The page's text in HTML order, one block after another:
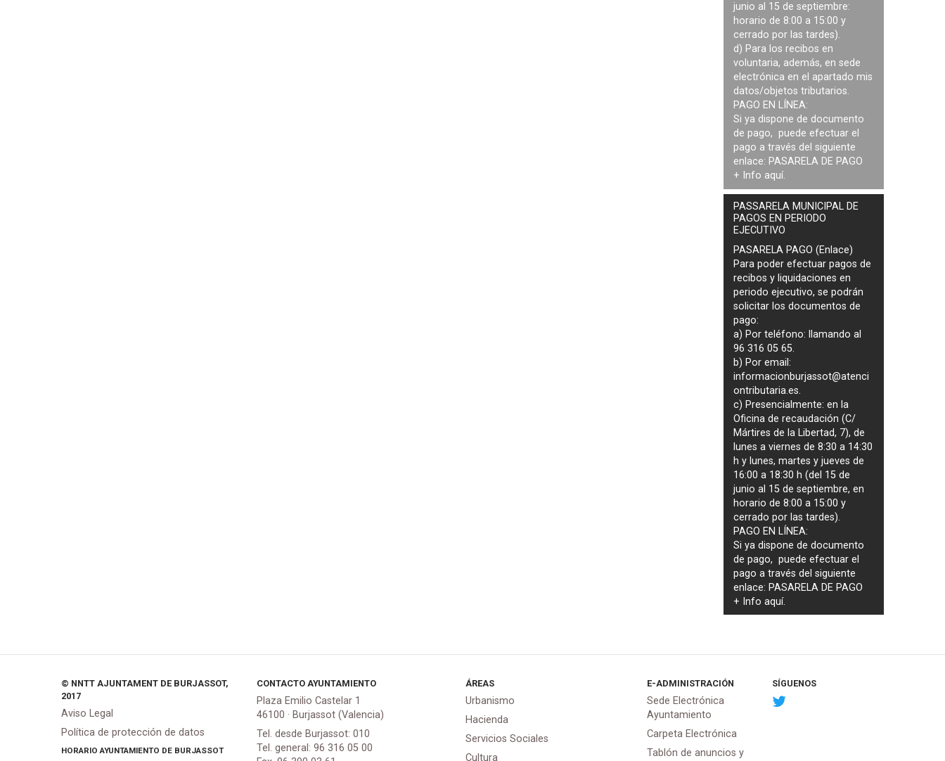
junio al 15 de septiembre:
horario de 8:00 a 15:00 y
cerrado por las tardes).
d) Para los recibos en
voluntaria, además, en sede
electrónica en el apartado mis
datos/objetos tributarios.
PAGO EN LÍNEA:
Si ya dispone de documento
de pago, puede efectuar el
pago a través del siguiente
enlace: PASARELA DE PAGO
+ Info aquí.
PASSARELA MUNICIPAL DE
PAGOS EN PERIODO
EJECUTIVO
PASARELA PAGO (Enlace)
Para poder efectuar pagos de
recibos y liquidaciones en
periodo ejecutivo, se podrán
solicitar los documentos de
pago:
a) Por teléfono: llamando al
96 316 05 65.
b) Por email:
informacionburjassot@atenci
ontributaria.es.
c) Presencialmente: en la
Oficina de recaudación (C/
Mártires de la Libertad, 7), de
lunes a viernes de 8:30 a 14:30
h y lunes, martes y jueves de
16:00 a 18:30 h (del 15 de
junio al 15 de septiembre, en
horario de 8:00 a 15:00 y
cerrado por las tardes).
PAGO EN LÍNEA:
Si ya dispone de documento
de pago, puede efectuar el
pago a través del siguiente
enlace: PASARELA DE PAGO
+ Infoaquí.
© NNTT AJUNTAMENT DE BURJASSOT,
2017
Aviso Legal
Política de protección de datos
HORARIO AYUNTAMIENTO DE BURJASSOT
CONTACTO AYUNTAMIENTO
Plaza Emilio Castelar 1
46100 · Burjassot (Valencia)
Tel. desde Burjassot: 010
Tel. general: 96 316 05 00
ÁREAS
Urbanismo
Hacienda
Servicios Sociales
Cultura
E-ADMINISTRACIÓN
Sede Electrónica
Ayuntamiento
Carpeta Electrónica
Tablón de anuncios y
SÍGUENOS